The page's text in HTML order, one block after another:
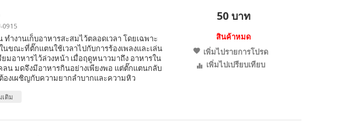
0915
ำงานเก็บอาหารสะสมไว้ตลอดเวลา โดยเฉพาะ
ขณะที่ตั๊กแตนใช้เวลาไปกับการร้องเพลงและเล่น
มอาหารไว้ล่วงหน้า เมื่อฤดูหนาวมาถึง อาหารใน
น มดจึงมีอาหารกินอย่างเพียงพอ แต่ตั๊กแตนกลับ
องเผชิญกับความยากลำบากและความหิว
เติม
50 บาท
สินค้าหมด
เพิ่มไปรายการโปรด
เพิ่มไปเปรียบเทียบ